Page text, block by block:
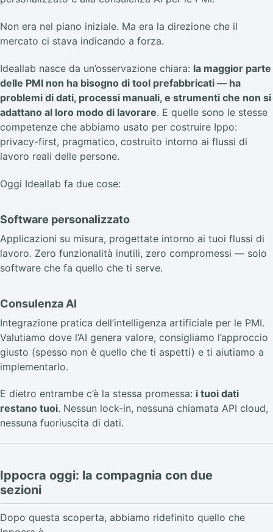
Non era nel piano iniziale. Ma era la direzione che il
mercato ci stava indicando a forza.
Ideallab nasce da un’osservazione chiara: la maggior parte
delle PMI non ha bisogno di tool prefabbricati — ha
problemi di dati, processi manuali, e strumenti che non si
adattano al loro modo di lavorare. E quelle sono le stesse
competenze che abbiamo usato per costruire Ippo:
privacy-first, pragmatico, costruito intorno ai flussi di
lavoro reali delle persone.
Oggi Ideallab fa due cose:
Software personalizzato
Applicazioni su misura, progettate intorno ai tuoi flussi di
lavoro. Zero funzionalità inutili, zero compromessi — solo
software che fa quello che ti serve.
Consulenza AI
Integrazione pratica dell’intelligenza artificiale per le PMI.
Valutiamo dove l’AI genera valore, consigliamo l’approccio
giusto (spesso non è quello che ti aspetti) e ti aiutiamo a
implementarlo.
E dietro entrambe c’è la stessa promessa: i tuoi dati
restano tuoi. Nessun lock-in, nessuna chiamata API cloud,
nessuna fuoriuscita di dati.
Ippocra oggi: la compagnia con due
sezioni
Dopo questa scoperta, abbiamo ridefinito quello che